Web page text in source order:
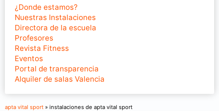
¿Donde estamos?
Nuestras Instalaciones
Directora de la escuela
Profesores
Revista Fitness
Eventos
Portal de transparencia
Alquiler de salas Valencia
apta vital sport » instalaciones de apta vital sport